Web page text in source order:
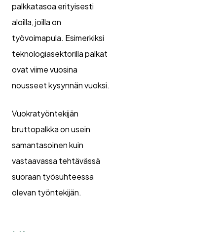
palkkatasoa erityisesti
aloilla, joilla on
työvoimapula. Esimerkiksi
teknologiasektorilla palkat
ovat viime vuosina
nousseet kysynnän vuoksi.
Vuokratyöntekijän
bruttopalkka on usein
samantasoinen kuin
vastaavassa tehtävässä
suoraan työsuhteessa
olevan työntekijän.